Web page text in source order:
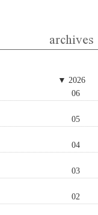
archives
▼ 2026
06
05
04
03
02